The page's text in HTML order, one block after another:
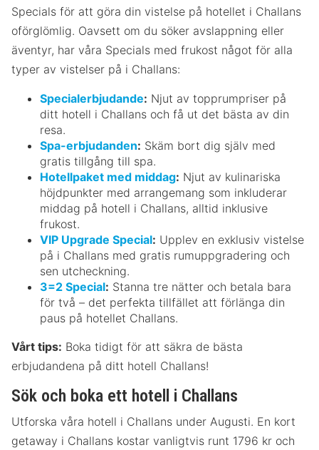
Specials för att göra din vistelse på hotellet i Challans
oförglömlig. Oavsett om du söker avslappning eller
äventyr, har våra Specials med frukost något för alla
typer av vistelser på i Challans:
Specialerbjudande: Njut av topprumpriser på
ditt hotell i Challans och få ut det bästa av din
resa.
Spa-erbjudanden: Skäm bort dig själv med
gratis tillgång till spa.
Hotellpaket med middag: Njut av kulinariska
höjdpunkter med arrangemang som inkluderar
middag på hotell i Challans, alltid inklusive
frukost.
VIP Upgrade Special: Upplev en exklusiv vistelse
på i Challans med gratis rumuppgradering och
sen utcheckning.
3=2 Special: Stanna tre nätter och betala bara
för två – det perfekta tillfället att förlänga din
paus på hotellet Challans.
Vårt tips: Boka tidigt för att säkra de bästa
erbjudandena på ditt hotell Challans!
Sök och boka ett hotell i Challans
Utforska våra hotell i Challans under Augusti. En kort
getaway i Challans kostar vanligtvis runt 1796 kr och